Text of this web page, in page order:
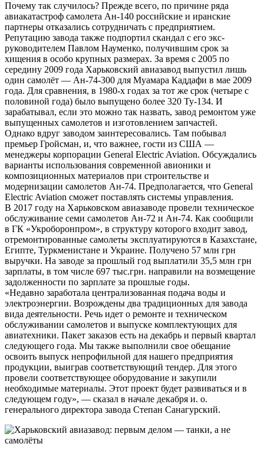
Почему так случилось? Прежде всего, по причине ряда
авиакатастроф самолета Ан-140 российские и иранские
партнеры отказались сотрудничать с предприятием.
Репутацию завода также подпортил скандал с его экс-
руководителем Павлом Науменко, получившим срок за
хищения в особо крупных размерах. За время с 2005 по
середину 2009 года Харьковский авиазавод выпустил лишь
один самолёт — Ан-74-300 для Муамара Каддафи в мае 2009
года. Для сравнения, в 1980-х годах за тот же срок (четыре с
половиной года) было выпущено более 320 Ту-134. И
зарабатывал, если это можно так назвать, завод ремонтом уже
выпущенных самолетов и изготовлением запчастей.
Однако вдруг заводом заинтересовались. Там побывал
премьер Гройсман, и, что важнее, гости из США —
менеджеры корпорации General Electric Aviation. Обсуждались
варианты использования современной авионики и
композиционных материалов при строительстве и
модернизации самолетов Ан-74. Предполагается, что General
Electric Aviation сможет поставлять системы управления.
В 2017 году на Харьковском авиазаводе провели техническое
обслуживание семи самолетов Ан-72 и Ан-74. Как сообщили
в ГК «Укроборонпром», в структуру которого входит завод,
отремонтированные самолеты эксплуатируются в Казахстане,
Египте, Туркменистане и Украине. Получено 57 млн грн
выручки. На заводе за прошлый год выплатили 35,5 млн грн
зарплаты, в том числе 697 тыс.грн. направили на возмещение
задолженности по зарплате за прошлые годы.
«Недавно заработала централизованная подача воды и
электроэнергии. Возрождены два традиционных для завода
вида деятельности. Речь идет о ремонте и техническом
обслуживании самолетов и выпуске комплектующих для
авиатехники. Пакет заказов есть на декабрь и первый квартал
следующего года. Мы также выполнили свое обещание
освоить выпуск непрофильной для нашего предприятия
продукции, выиграв соответствующий тендер. Для этого
провели соответствующее оборудование и закупили
необходимые материалы. Этот проект будет развиваться и в
следующем году», — сказал в начале декабря и. о.
генерального директора завода Степан Санагурский.